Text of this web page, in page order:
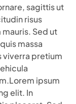
sagittis ut
risus
Sed ut
massa
viverra pretium
ipsum
elit. In